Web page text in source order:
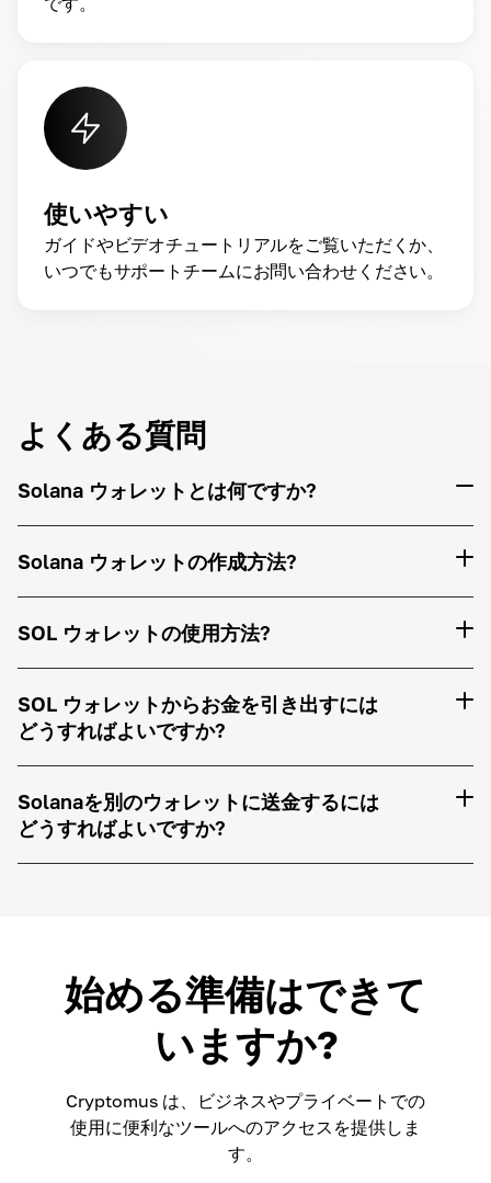
使いやすい
ガイドやビデオチュートリアルをご覧いただくか、
いつでもサポートチームにお問い合わせください。
よくある質問
Solana ウォレットとは何ですか?
Solana ウォレットの作成方法?
SOL ウォレットの使用方法?
SOL ウォレットからお金を引き出すには
どうすればよいですか?
Solanaを別のウォレットに送金するには
どうすればよいですか?
始める準備はできて
いますか?
Cryptomus は、ビジネスやプライベートでの
使用に便利なツールへのアクセスを提供しま
す。